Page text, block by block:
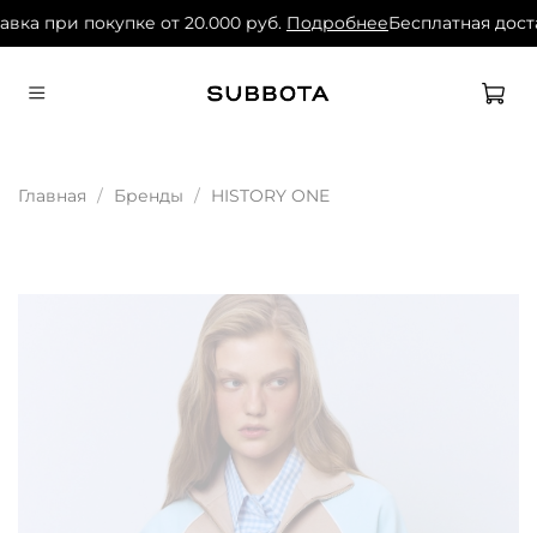
при покупке от 20.000 руб.ПодробнееБесплатная
Главная Бренды HISTORY ONE